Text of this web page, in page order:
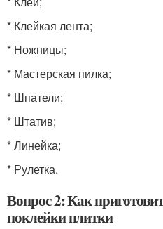
* Клейкая лента;
* Ножницы;
* Мастерская пилка;
* Шпатели;
* Штатив;
* Линейка;
* Рулетка.
Вопрос 2: Как
поклейки плитки